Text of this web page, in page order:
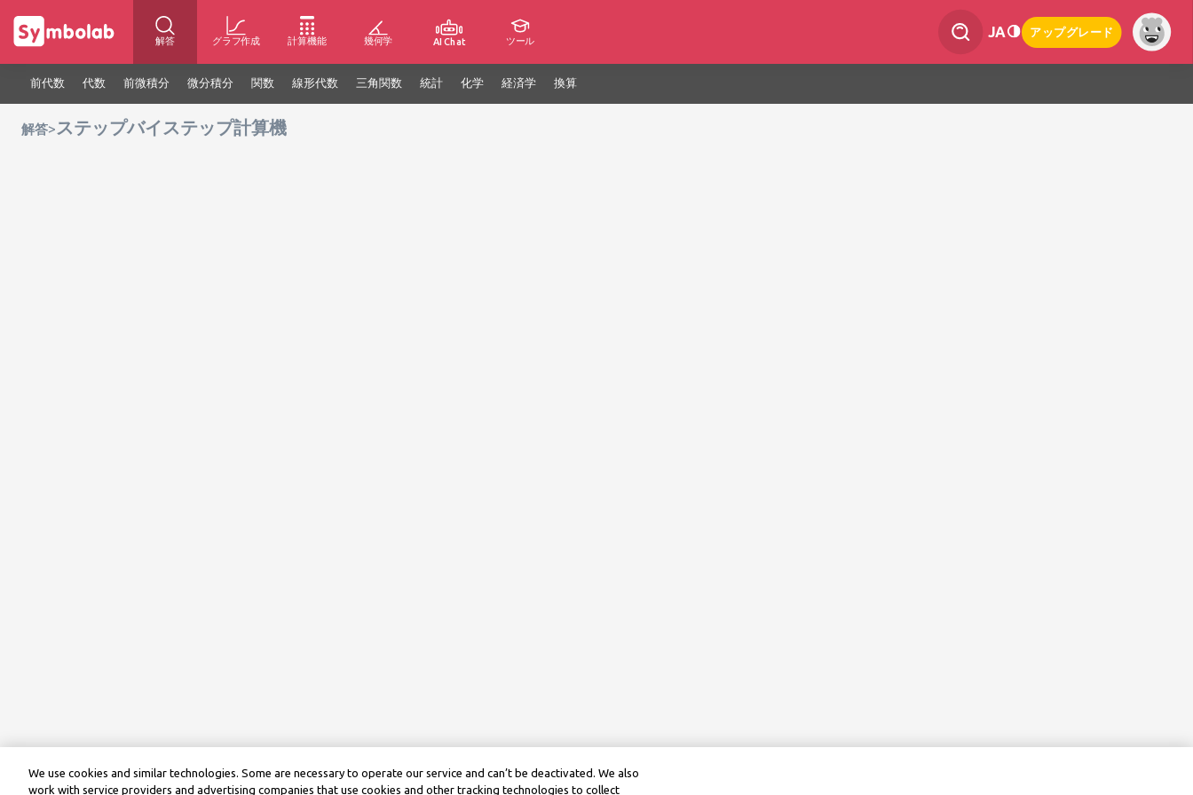
解答 グラフ作成 計算機能 幾何学 AI Chat ツール
JA アップグレード
前代数 代数 前微積分 微分積分 関数 線形代数 三角関数 統計 化学 経済学 換算
解答>ステップバイステップ計算機
We use cookies and similar technologies. Some are necessary to operate our service and can’t be deactivated. We also
work with service providers and advertising companies that use cookies and other tracking technologies to collect